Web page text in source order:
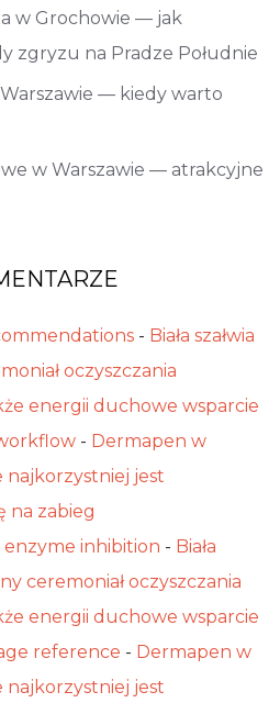
w Grochowie — jak
zgryzu na Pradze Południe
— kiedy warto
w Warszawie — atrakcyjne
- Biała szałwia
oczyszczania
energii duchowe wsparcie
- Dermapen w
najkorzystniej jest
na zabieg
inhibition - Biała
ceremoniał oczyszczania
energii duchowe wsparcie
reference - Dermapen w
najkorzystniej jest